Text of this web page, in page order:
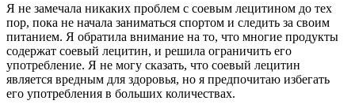
Я не замечала никаких проблем с соевым лецитином до тех
пор, пока не начала заниматься спортом и следить за своим
питанием. Я обратила внимание на то, что многие продукты
содержат соевый лецитин, и решила ограничить его
употребление. Я не могу сказать, что соевый лецитин
является вредным для здоровья, но я предпочитаю избегать
его употребления в больших количествах.